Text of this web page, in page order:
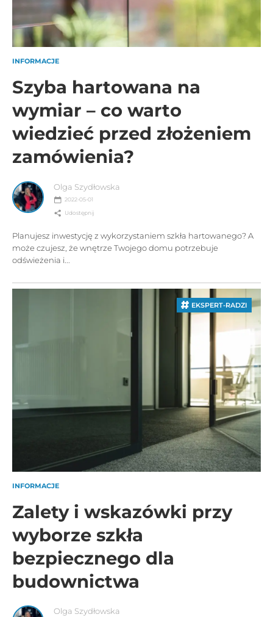
INFORMACJE
Szyba hartowana na
wymiar – co warto
wiedzieć przed złożeniem
zamówienia?
Olga Szydłowska
2022-05-01
Udostępnij
Planujesz inwestycję z wykorzystaniem szkła hartowanego? A
może czujesz, że wnętrze Twojego domu potrzebuje
odświeżenia i...
EKSPERT-RADZI
INFORMACJE
Zalety i wskazówki przy
wyborze szkła
bezpiecznego dla
budownictwa
Olga Szydłowska